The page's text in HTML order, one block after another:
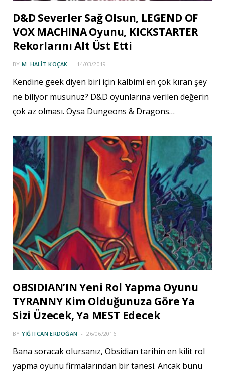
D&D Severler Sağ Olsun, LEGEND OF
VOX MACHINA Oyunu, KICKSTARTER
Rekorlarını Alt Üst Etti
BY M. HALIT KOÇAK 14/03/2019
Kendine geek diyen biri için kalbimi en çok kıran şey
ne biliyor musunuz? D&D oyunlarına verilen değerin
çok az olması. Oysa Dungeons & Dragons…
OBSIDIAN’IN Yeni Rol Yapma Oyunu
TYRANNY Kim Olduğunuza Göre Ya
Sizi Üzecek, Ya MEST Edecek
BY YIĞITCAN ERDOĞAN 26/06/2016
Bana soracak olursanız, Obsidian tarihin en kilit rol
yapma oyunu firmalarından bir tanesi. Ancak bunu